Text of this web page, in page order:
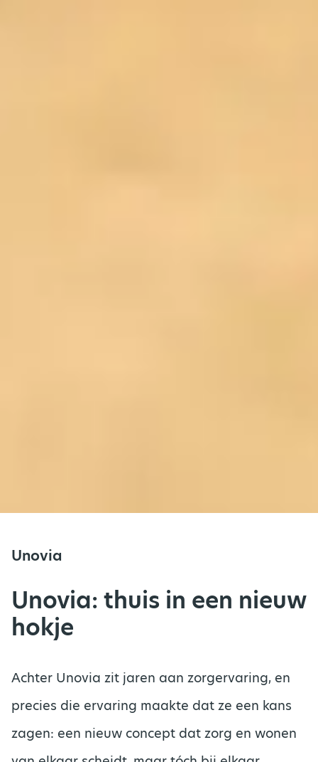
Unovia
Unovia: thuis in een nieuw
hokje
Achter Unovia zit jaren aan zorgervaring, en
precies die ervaring maakte dat ze een kans
zagen: een nieuw concept dat zorg en wonen